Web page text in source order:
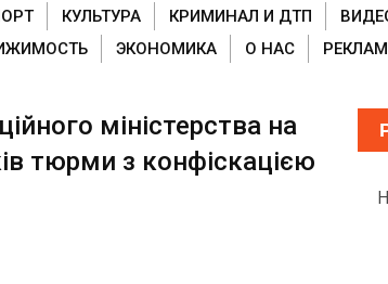
КУЛЬТУРА КРИМИНАЛ И ДТП
ЭКОНОМИКА О НАС
міністерства на
тюрми з конфіскацією